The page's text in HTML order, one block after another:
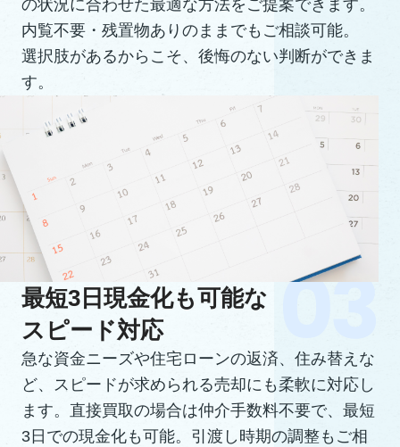
の状況に合わせた最適な方法をご提案できます。
内覧不要・残置物ありのままでもご相談可能。
選択肢があるからこそ、後悔のない判断ができま
す。
最短3日現金化も可能な
スピード対応
急な資金ニーズや住宅ローンの返済、住み替えな
ど、スピードが求められる売却にも柔軟に対応し
ます。直接買取の場合は仲介手数料不要で、最短
3日での現金化も可能。引渡し時期の調整もご相